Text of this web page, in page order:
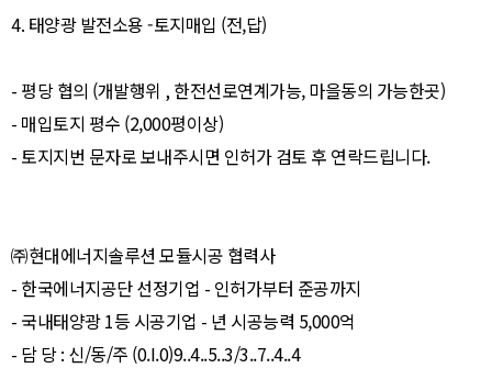
4. 태양광 발전소용 -토지매입 (전,답)
- 평당 협의 (개발행위 , 한전선로연계가능, 마을동의 가능한곳)
- 매입토지 평수 (2,000평이상)
- 토지지번 문자로 보내주시면 인허가 검토 후 연락드립니다.
㈜현대에너지솔루션 모듈시공 협력사
- 한국에너지공단 선정기업 - 인허가부터 준공까지
- 국내태양광 1등 시공기업 - 년 시공능력 5,000억
- 담 당 : 신/동/주 (0.I.0)9..4..5..3/3..7..4..4